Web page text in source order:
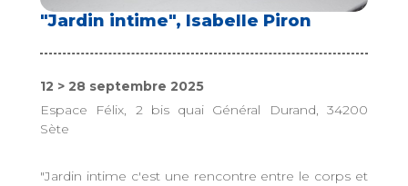
"Jardin intime", Isabelle Piron
12 > 28 septembre 2025
Espace Félix, 2 bis quai Général Durand, 34200
Sète
"Jardin intime c'est une rencontre entre le corps et